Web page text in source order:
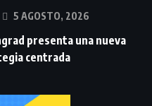
5 AGOSTO, 2026
presenta una nueva
centrada